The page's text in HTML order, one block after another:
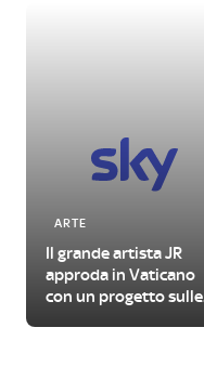
ARTE
Il grande artista JR
approda in Vaticano
con un progetto sulle